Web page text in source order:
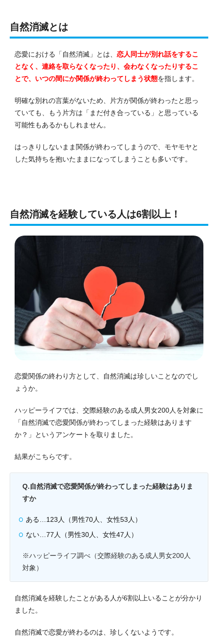
自然消滅とは
恋愛における「自然消滅」とは、 恋人同士が別れ話をするこ
となく、連絡を取らなくなったり、会わなくなったりするこ
とで、いつの間にか関係が終わってしまう状態を指します。
明確な別れの言葉がないため、片方が関係が終わったと思っ
ていても、もう片方は「まだ付き合っている」と思っている
可能性もあるかもしれません。
はっきりしないまま関係が終わってしまうので、モヤモヤと
した気持ちを抱いたままになってしまうことも多いです。
自然消滅を経験している人は6割以上！
恋愛関係の終わり方として、自然消滅は珍しいことなのでし
ょうか。
ハッピーライフでは、交際経験のある成人男女200人を対象に
「自然消滅で恋愛関係が終わってしまった経験はあります
か？」というアンケートを取りました。
結果がこちらです。
Q.自然消滅で恋愛関係が終わってしまった経験はありま
すか
ある…123人（男性70人、女性53人）
ない…77人（男性30人、女性47人）
※ハッピーライフ調べ（交際経験のある成人男女200人
対象）
自然消滅を経験したことがある人が6割以上いることが分かり
ました。
自然消滅で恋愛が終わるのは、珍しくないようです。